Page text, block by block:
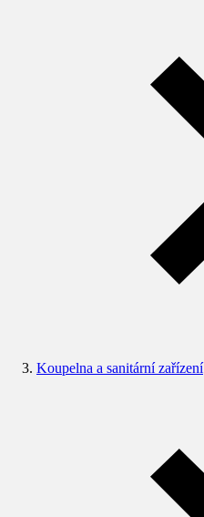
Koupelna a sanitární zařízení